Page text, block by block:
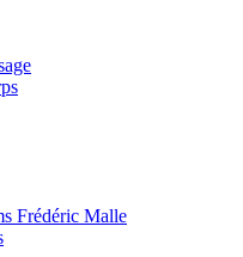
Frédéric Malle